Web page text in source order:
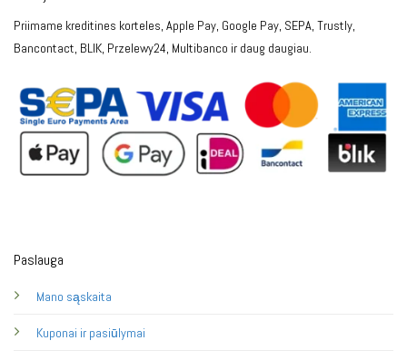
Paslauga
Mano sąskaita
Kuponai ir pasiūlymai
Priimame kreditines korteles, Apple Pay, Google Pay, SEPA, Trustly,
Bancontact, BLIK, Przelewy24, Multibanco ir daug daugiau.